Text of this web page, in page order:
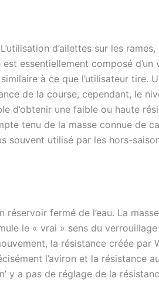
d’ailettes sur les
essentiellement composé
à ce que l’utilisateur tire.
de la course, cependant, le
d’obtenir une faible ou haute
tenu de la masse connue de
utilisé par les hors-
fermé de l’eau. La
le « vrai » sens du
la résistance créée par
l’aviron et la résistance
y a pas de réglage de la